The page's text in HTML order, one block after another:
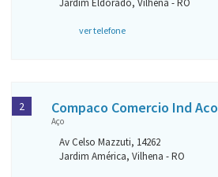
Jardim Eldorado, Vilhena - RO
ver telefone
Compaco Comercio Ind Aco
Aço
Av Celso Mazzuti, 14262
Jardim América, Vilhena - RO
2